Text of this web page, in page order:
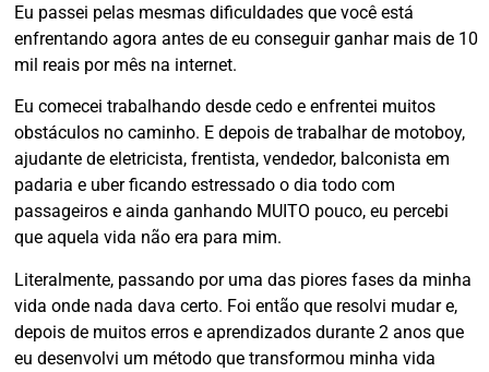
Eu passei pelas mesmas dificuldades que você está
enfrentando agora antes de eu conseguir ganhar mais de 10
mil reais por mês na internet.
Eu comecei trabalhando desde cedo e enfrentei muitos
obstáculos no caminho. E depois de trabalhar de motoboy,
ajudante de eletricista, frentista, vendedor, balconista em
padaria e uber ficando estressado o dia todo com
passageiros e ainda ganhando MUITO pouco, eu percebi
que aquela vida não era para mim.
Literalmente, passando por uma das piores fases da minha
vida onde nada dava certo. Foi então que resolvi mudar e,
depois de muitos erros e aprendizados durante 2 anos que
eu desenvolvi um método que transformou minha vida